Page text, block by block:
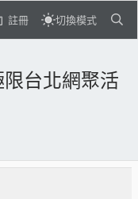
註冊 切換模式
台北網聚活